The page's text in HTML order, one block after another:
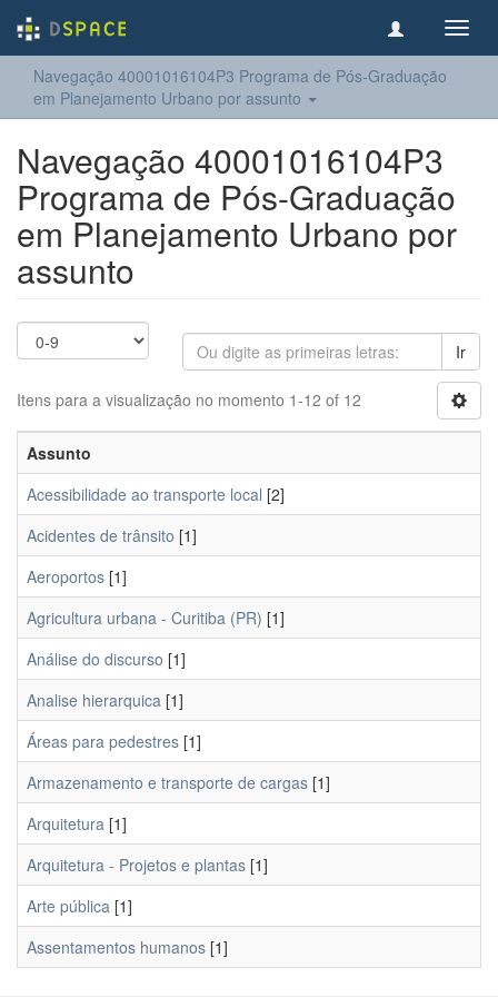
Navegação 40001016104P3 Programa de Pós-Graduação
em Planejamento Urbano por assunto
Navegação 40001016104P3
Programa de Pós-Graduação
em Planejamento Urbano por
assunto
Ir
Itens para a visualização no momento 1-12 of 12
Assunto
Acessibilidade ao transporte local [2]
Acidentes de trânsito [1]
Aeroportos [1]
Agricultura urbana - Curitiba (PR) [1]
Análise do discurso [1]
Analise hierarquica [1]
Áreas para pedestres [1]
Armazenamento e transporte de cargas [1]
Arquitetura [1]
Arquitetura - Projetos e plantas [1]
Arte pública [1]
Assentamentos humanos [1]